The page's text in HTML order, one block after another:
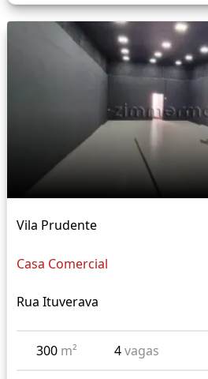
Vila Prudente
Casa Comercial
Rua Ituverava
300 m² 4vagas